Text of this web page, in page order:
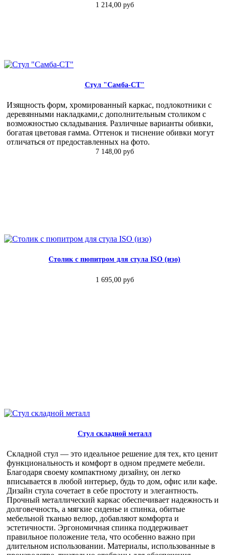
1 214,00 руб
Стул "Самба-СТ"
Изящность форм, хромированный каркас, подлокотники с
деревянными накладками,с дополнительным столиком с
возможностью складывания. Различные варианты обивки,
богатая цветовая гамма. Оттенок и тиснение обивки могут
отличаться от предоставленных на фото.
7 148,00 руб
Столик с пюпитром для стула ISO (изо)
1 695,00 руб
Стул складной металл
Складной стул — это идеальное решение для тех, кто ценит
функциональность и комфорт в одном предмете мебели.
Благодаря своему компактному дизайну, он легко
вписывается в любой интерьер, будь то дом, офис или кафе.
Дизайн стула сочетает в себе простоту и элегантность.
Прочный металлический каркас обеспечивает надежность и
долговечность, а мягкие сиденье и спинка, обитые
мебельной тканью велюр, добавляют комфорта и
эстетичности. Эргономичная спинка поддерживает
правильное положение тела, что особенно важно при
длительном использовании. Материалы, использованные в